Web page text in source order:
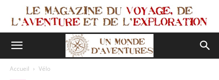
Accueil Vélo